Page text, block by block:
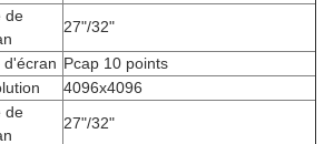
de
27"/32"
d'écran Pcap 10 points
4096x4096
de
27"/32"